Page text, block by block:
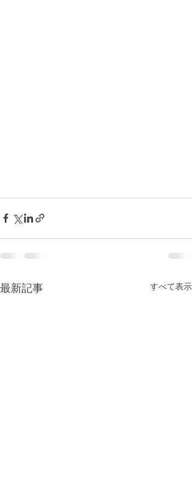
最新記事 すべて表示